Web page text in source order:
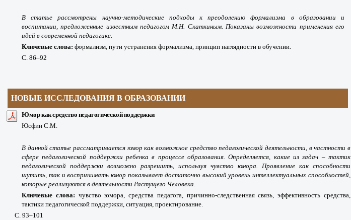
В статье рассмотрены научно-методические подходы к преодолению формализма в образовании и
воспитании, предложенные известным педагогом М.Н. Скаткиным. Показаны возможности применения его
идей в современной педагогике.
Ключевые слова: формализм, пути устранения формализма, принцип наглядности в обучении.
С. 86–92
НОВЫЕ ИССЛЕДОВАНИЯ В ОБРАЗОВАНИИ
Юмор как средство педагогической поддержки
Юсфин С.М.
В данной статье рассматривается юмор как возможное средство педагогической деятельности, в частности в
сфере педагогической поддержки ребенка в процессе образования. Определяется, какие из задач – тактик
педагогической поддержки возможно разрешить, используя чувство юмора. Проявление как способности
шутить, так и воспринимать юмор показывает достаточно высокий уровень интеллектуальных способностей,
которые реализуются в деятельности Растущего Человека.
Ключевые слова: чувство юмора, средства педагога, причинно-следственная связь, эффективность средства,
тактики педагогической поддержки, ситуация, проектирование.
С. 93–101